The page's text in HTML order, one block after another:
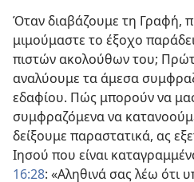
Όταν διαβάζουμε τη Γραφή,
μιμούμαστε το έξοχο
πιστών ακολούθων του;
αναλύουμε τα άμεσα
εδαφίου. Πώς μπορούν να
συμφραζόμενα να
δείξουμε παραστατικά, ας
Ιησού που είναι
16:28: «Αληθινά σας λέω ότι